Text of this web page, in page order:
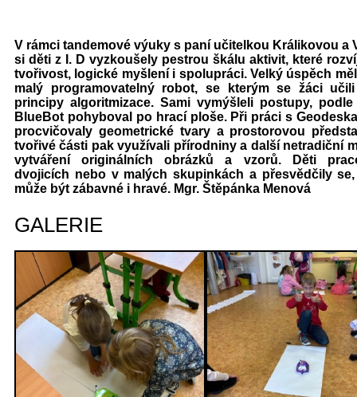
V rámci tandemové výuky s paní učitelkou Králikovou a
si děti z I. D vyzkoušely pestrou škálu aktivit, které
tvořivost, logické myšlení i spolupráci. Velký úspěch
malý programovatelný robot, se kterým se žáci
principy algoritmizace. Sami vymýšleli postupy,
BlueBot pohyboval po hrací ploše. Při práci s
procvičovaly geometrické tvary a prostorovou
tvořivé části pak využívali přírodniny a další netradiční
vytváření originálních obrázků a vzorů. Děti
dvojicích nebo v malých skupinkách a přesvědčily
může být zábavné i hravé. Mgr. Štěpánka Menová
GALERIE